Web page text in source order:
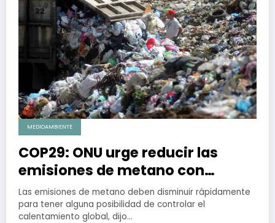
MEDIOAMBIENTE
COP29: ONU urge reducir las
emisiones de metano con
acciones, no con palabras
Las emisiones de metano deben disminuir rápidamente
para tener alguna posibilidad de controlar el
calentamiento global, dijo…